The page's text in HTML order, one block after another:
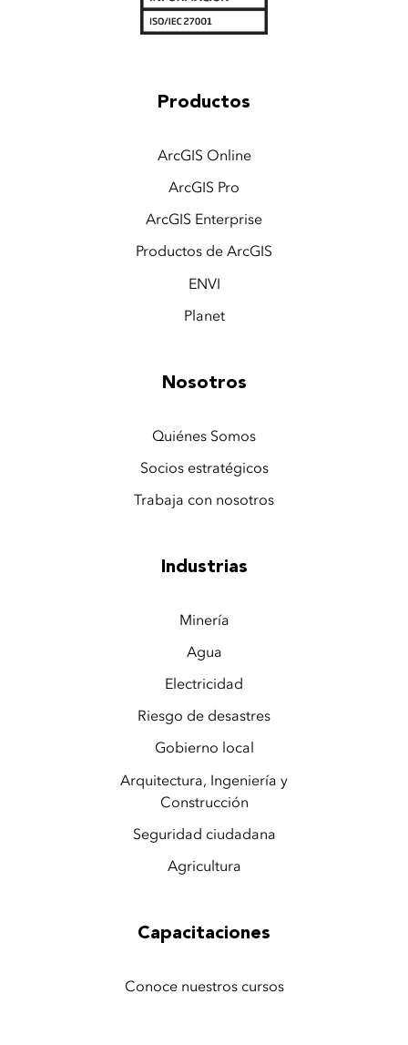
Productos
ArcGIS Online
ArcGIS Pro
ArcGIS Enterprise
Productos de ArcGIS
ENVI
Planet
Nosotros
Quiénes Somos
Socios estratégicos
Trabaja con nosotros
Industrias
Minería
Agua
Electricidad
Riesgo de desastres
Gobierno local
Arquitectura, Ingeniería y
Construcción
Seguridad ciudadana
Agricultura
Capacitaciones
Conoce nuestros cursos